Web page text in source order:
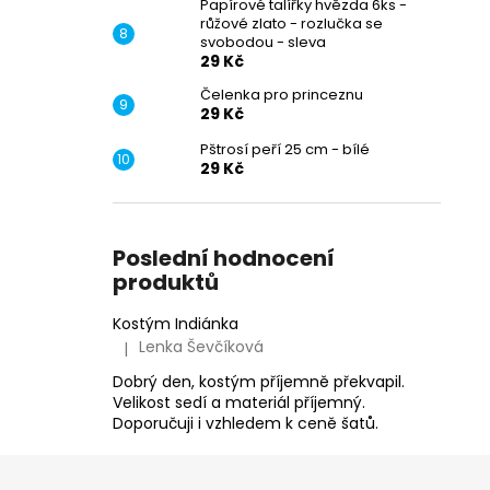
Papírové talířky hvězda 6ks -
růžové zlato - rozlučka se
svobodou - sleva
29 Kč
Čelenka pro princeznu
29 Kč
Pštrosí peří 25 cm - bílé
29 Kč
Poslední hodnocení
produktů
Kostým Indiánka
Hodnocení produktu je 5 z 5 hvězdiček.
| Lenka Ševčíková
Dobrý den, kostým příjemně překvapil.
Velikost sedí a materiál příjemný.
Doporučuji i vzhledem k ceně šatů.